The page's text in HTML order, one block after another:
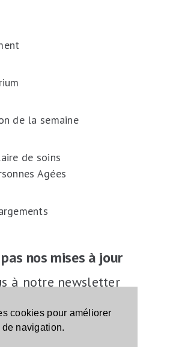
cookies pour améliorer
navigation.
de la semaine
de soins
Agées
nos mises à jour
à notre newsletter